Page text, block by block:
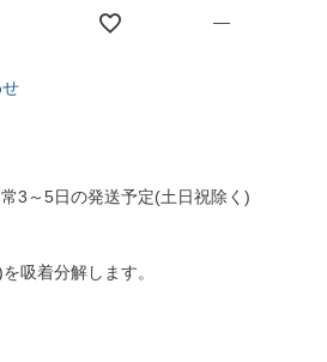
—
3～5日の発送予定(土日祝除く)
吸着分解します。